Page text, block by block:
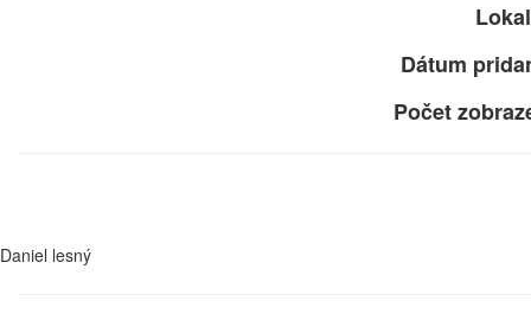
Dátum
Počet
Daniel lesný